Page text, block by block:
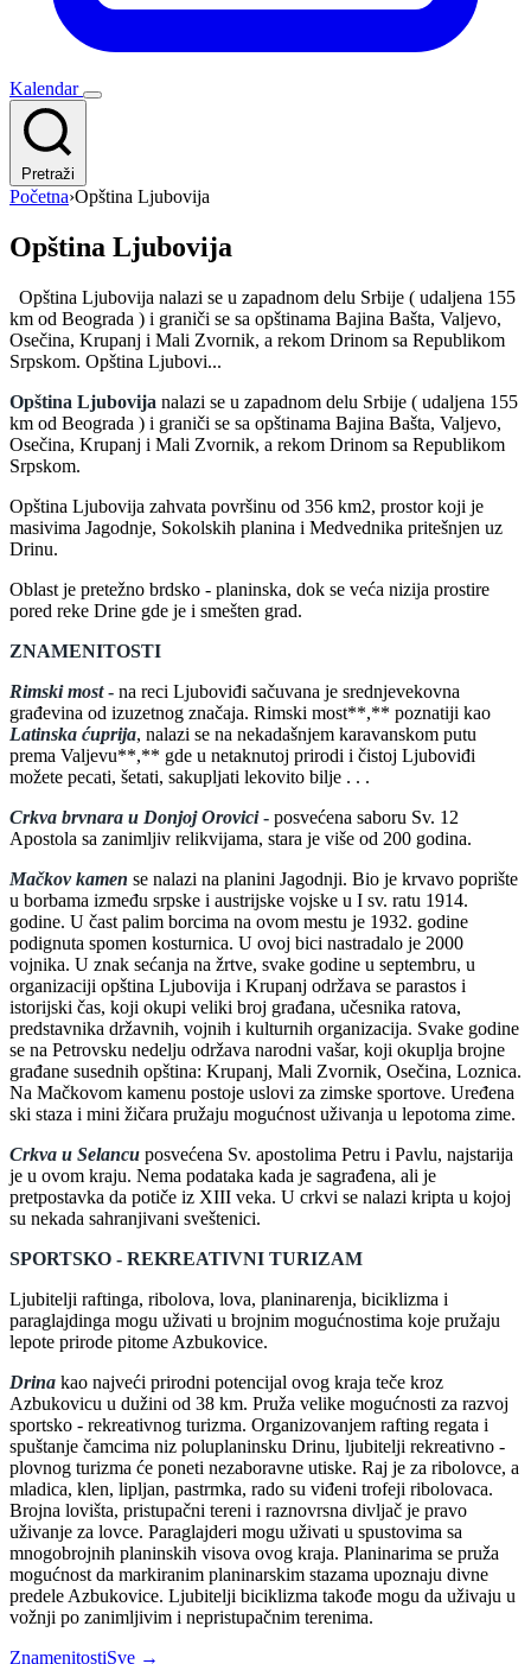
Kalendar
Pretraži
Početna›Opština Ljubovija
Opština Ljubovija
Opština Ljubovija nalazi se u zapadnom delu Srbije ( udaljena 155
km od Beograda ) i graniči se sa opštinama Bajina Bašta, Valjevo,
Osečina, Krupanj i Mali Zvornik, a rekom Drinom sa Republikom
Srpskom. Opština Ljubovi...
Opština Ljubovija nalazi se u zapadnom delu Srbije ( udaljena 155
km od Beograda ) i graniči se sa opštinama Bajina Bašta, Valjevo,
Osečina, Krupanj i Mali Zvornik, a rekom Drinom sa Republikom
Srpskom.
Opština Ljubovija zahvata površinu od 356 km2, prostor koji je
masivima Jagodnje, Sokolskih planina i Medvednika pritešnjen uz
Drinu.
Oblast je pretežno brdsko - planinska, dok se veća nizija prostire
pored reke Drine gde je i smešten grad.
ZNAMENITOSTI
Rimski most- na reci Ljuboviđi sačuvana je srednjevekovna
građevina od izuzetnog značaja. Rimski most**,** poznatiji kao
Latinska ćuprija, nalazi se na nekadašnjem karavanskom putu
prema Valjevu**,** gde u netaknutoj prirodi i čistoj Ljuboviđi
možete pecati, šetati, sakupljati lekovito bilje . . .
Crkva brvnara u Donjoj Orovici- posvećena saboru Sv. 12
Apostola sa zanimljiv relikvijama, stara je više od 200 godina.
Mačkov kamen se nalazi na planini Jagodnji. Bio je krvavo poprište
u borbama između srpske i austrijske vojske u I sv. ratu 1914.
godine. U čast palim borcima na ovom mestu je 1932. godine
podignuta spomen kosturnica. U ovoj bici nastradalo je 2000
vojnika. U znak sećanja na žrtve, svake godine u septembru, u
organizaciji opština Ljubovija i Krupanj održava se parastos i
istorijski čas, koji okupi veliki broj građana, učesnika ratova,
predstavnika državnih, vojnih i kulturnih organizacija. Svake godine
se na Petrovsku nedelju održava narodni vašar, koji okuplja brojne
građane susednih opština: Krupanj, Mali Zvornik, Osečina, Loznica.
Na Mačkovom kamenu postoje uslovi za zimske sportove. Uređena
ski staza i mini žičara pružaju mogućnost uživanja u lepotoma zime.
Crkva u Selancu posvećena Sv. apostolima Petru i Pavlu, najstarija
je u ovom kraju. Nema podataka kada je sagrađena, ali je
pretpostavka da potiče iz XIII veka. U crkvi se nalazi kripta u kojoj
su nekada sahranjivani sveštenici.
SPORTSKO - REKREATIVNI TURIZAM
Ljubitelji raftinga, ribolova, lova, planinarenja, biciklizma i
paraglajdinga mogu uživati u brojnim mogućnostima koje pružaju
lepote prirode pitome Azbukovice.
Drina kao najveći prirodni potencijal ovog kraja teče kroz
Azbukovicu u dužini od 38 km. Pruža velike mogućnosti za razvoj
sportsko - rekreativnog turizma. Organizovanjem rafting regata i
spuštanje čamcima niz poluplaninsku Drinu, ljubitelji rekreativno -
plovnog turizma će poneti nezaboravne utiske. Raj je za ribolovce, a
mladica, klen, lipljan, pastrmka, rado su viđeni trofeji ribolovaca.
Brojna lovišta, pristupačni tereni i raznovrsna divljač je pravo
uživanje za lovce. Paraglajderi mogu uživati u spustovima sa
mnogobrojnih planinskih visova ovog kraja. Planinarima se pruža
mogućnost da markiranim planinarskim stazama upoznaju divne
predele Azbukovice. Ljubitelji biciklizma takođe mogu da uživaju u
vožnji po zanimljivim i nepristupačnim terenima.
ZnamenitostiSve →